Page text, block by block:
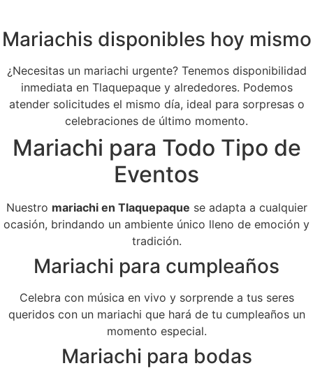
Mariachis disponibles hoy mismo
¿Necesitas un mariachi urgente? Tenemos disponibilidad
inmediata en Tlaquepaque y alrededores. Podemos
atender solicitudes el mismo día, ideal para sorpresas o
celebraciones de último momento.
Mariachi para Todo Tipo de
Eventos
Nuestro mariachi en Tlaquepaque se adapta a cualquier
ocasión, brindando un ambiente único lleno de emoción y
tradición.
Mariachi para cumpleaños
Celebra con música en vivo y sorprende a tus seres
queridos con un mariachi que hará de tu cumpleaños un
momento especial.
Mariachi para bodas